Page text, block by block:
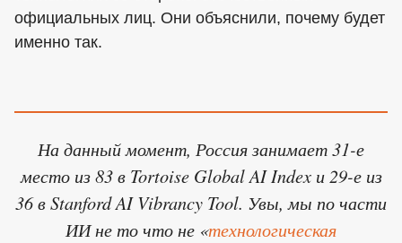
официальных лиц. Они объяснили, почему будет
именно так.
На данный момент, Россия занимает 31-е
место из 83 в Tortoise Global AI Index и 29-е из
36 в Stanford AI Vibrancy Tool. Увы, мы по части
ИИ не то что не «технологическая